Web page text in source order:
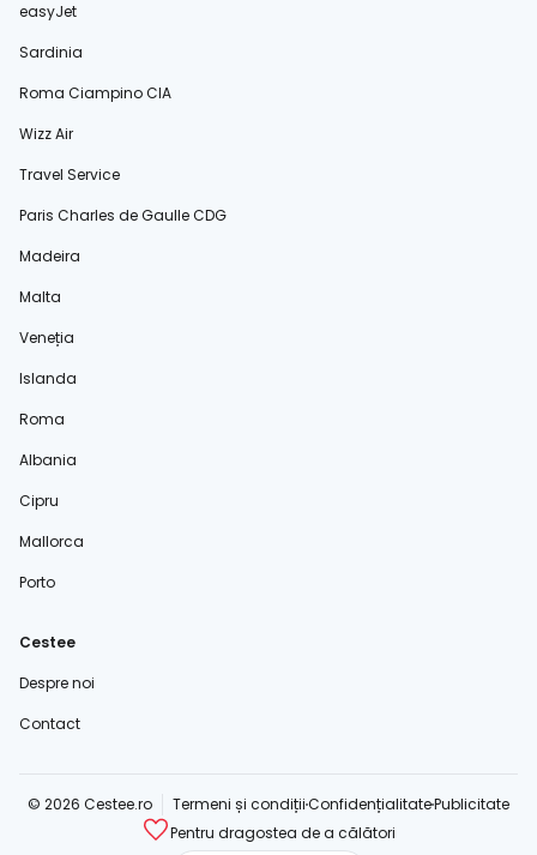
easyJet
Sardinia
Roma Ciampino CIA
Wizz Air
Travel Service
Paris Charles de Gaulle CDG
Madeira
Malta
Veneția
Islanda
Roma
Albania
Cipru
Mallorca
Porto
Cestee
Despre noi
Contact
© 2026 Cestee.ro Termeni și condițiiConfidențialitatePublicitate
Pentru dragostea de a călători